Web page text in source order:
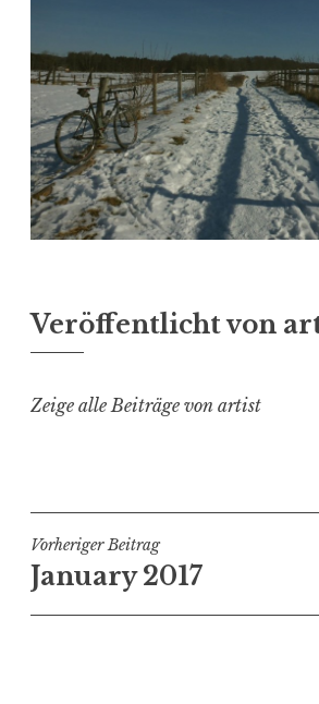
Veröffentlicht von
Zeige alle Beiträge von artist
Beitragsnavigation
Vorheriger Beitrag
January 2017